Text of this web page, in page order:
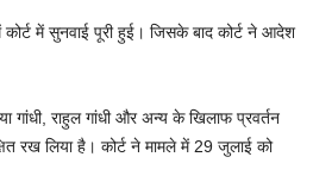
कोर्ट में सुनवाई पूरी हुई। जिसके बाद कोर्ट ने आदेश
गांधी, राहुल गांधी और अन्य के खिलाफ प्रवर्तन
रख लिया है। कोर्ट ने मामले में 29 जुलाई को